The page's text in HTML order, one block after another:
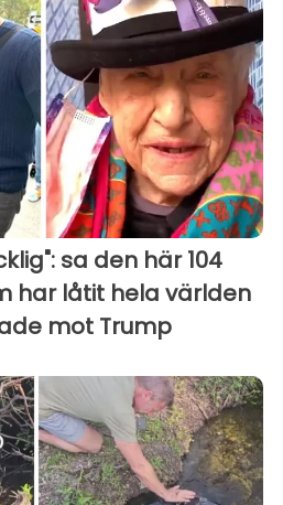
sa den här 104
har låtit hela världen
mot Trump